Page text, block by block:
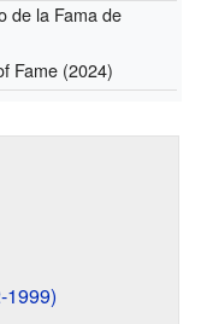
de la Fama de
Fame (2024)
1999)